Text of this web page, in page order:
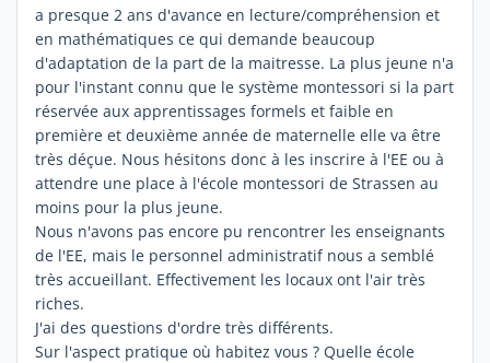
a presque 2 ans d'avance en lecture/compréhension et
en mathématiques ce qui demande beaucoup
d'adaptation de la part de la maitresse. La plus jeune n'a
pour l'instant connu que le système montessori si la part
réservée aux apprentissages formels et faible en
première et deuxième année de maternelle elle va être
très déçue. Nous hésitons donc à les inscrire à l'EE ou à
attendre une place à l'école montessori de Strassen au
moins pour la plus jeune.
Nous n'avons pas encore pu rencontrer les enseignants
de l'EE, mais le personnel administratif nous a semblé
très accueillant. Effectivement les locaux ont l'air très
riches.
J'ai des questions d'ordre très différents.
Sur l'aspect pratique où habitez vous ? Quelle école